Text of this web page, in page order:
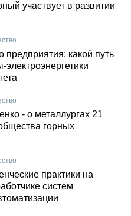
участвует в развитии
предприятия: какой путь
электроэнергетики
- о металлургах 21
горных
практики на
систем